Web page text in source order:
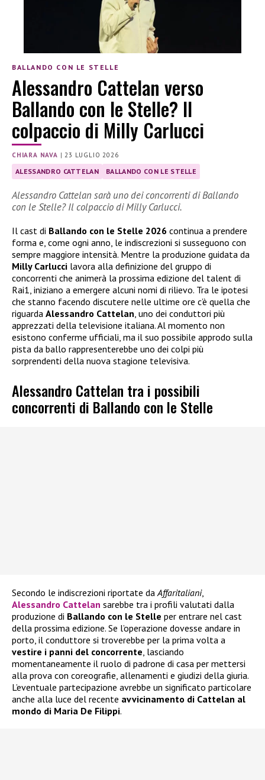
BALLANDO CON LE STELLE
Alessandro Cattelan verso
Ballando con le Stelle? Il
colpaccio di Milly Carlucci
CHIARA NAVA |23 LUGLIO 2026
ALESSANDRO CATTELAN BALLANDO CON LE STELLE
Alessandro Cattelan sarà uno dei concorrenti di Ballando
con le Stelle? Il colpaccio di Milly Carlucci.
Il cast di Ballando con le Stelle 2026 continua a prendere
forma e, come ogni anno, le indiscrezioni si susseguono con
sempre maggiore intensità. Mentre la produzione guidata da
Milly Carlucci lavora alla definizione del gruppo di
concorrenti che animerà la prossima edizione del talent di
Rai1, iniziano a emergere alcuni nomi di rilievo. Tra le ipotesi
che stanno facendo discutere nelle ultime ore c’è quella che
riguarda Alessandro Cattelan, uno dei conduttori più
apprezzati della televisione italiana. Al momento non
esistono conferme ufficiali, ma il suo possibile approdo sulla
pista da ballo rappresenterebbe uno dei colpi più
sorprendenti della nuova stagione televisiva.
Alessandro Cattelan tra i possibili
concorrenti di Ballando con le Stelle
Secondo le indiscrezioni riportate daAffaritaliani,
Alessandro Cattelan sarebbe tra i profili valutati dalla
produzione di Ballando con le Stelle per entrare nel cast
della prossima edizione. Se l’operazione dovesse andare in
porto, il conduttore si troverebbe per la prima volta a
vestire i panni del concorrente, lasciando
momentaneamente il ruolo di padrone di casa per mettersi
alla prova con coreografie, allenamenti e giudizi della giuria.
L’eventuale partecipazione avrebbe un significato particolare
anche alla luce del recente avvicinamento di Cattelan al
mondo di Maria De Filippi.